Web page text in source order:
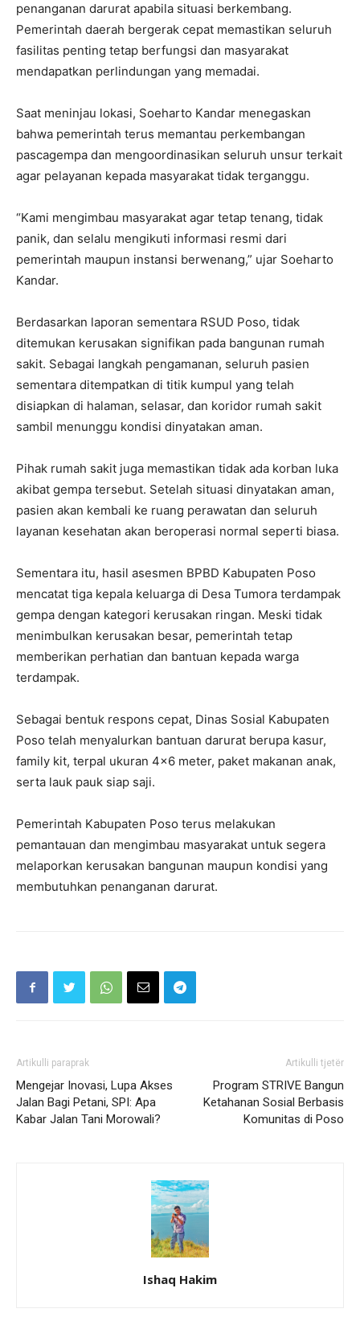
penanganan darurat apabila situasi berkembang.
Pemerintah daerah bergerak cepat memastikan seluruh
fasilitas penting tetap berfungsi dan masyarakat
mendapatkan perlindungan yang memadai.
Saat meninjau lokasi, Soeharto Kandar menegaskan
bahwa pemerintah terus memantau perkembangan
pascagempa dan mengoordinasikan seluruh unsur terkait
agar pelayanan kepada masyarakat tidak terganggu.
“Kami mengimbau masyarakat agar tetap tenang, tidak
panik, dan selalu mengikuti informasi resmi dari
pemerintah maupun instansi berwenang,” ujar Soeharto
Kandar.
Berdasarkan laporan sementara RSUD Poso, tidak
ditemukan kerusakan signifikan pada bangunan rumah
sakit. Sebagai langkah pengamanan, seluruh pasien
sementara ditempatkan di titik kumpul yang telah
disiapkan di halaman, selasar, dan koridor rumah sakit
sambil menunggu kondisi dinyatakan aman.
Pihak rumah sakit juga memastikan tidak ada korban luka
akibat gempa tersebut. Setelah situasi dinyatakan aman,
pasien akan kembali ke ruang perawatan dan seluruh
layanan kesehatan akan beroperasi normal seperti biasa.
Sementara itu, hasil asesmen BPBD Kabupaten Poso
mencatat tiga kepala keluarga di Desa Tumora terdampak
gempa dengan kategori kerusakan ringan. Meski tidak
menimbulkan kerusakan besar, pemerintah tetap
memberikan perhatian dan bantuan kepada warga
terdampak.
Sebagai bentuk respons cepat, Dinas Sosial Kabupaten
Poso telah menyalurkan bantuan darurat berupa kasur,
family kit, terpal ukuran 4×6 meter, paket makanan anak,
serta lauk pauk siap saji.
Pemerintah Kabupaten Poso terus melakukan
pemantauan dan mengimbau masyarakat untuk segera
melaporkan kerusakan bangunan maupun kondisi yang
membutuhkan penanganan darurat.
Artikulli paraprak
Mengejar Inovasi, Lupa Akses
Jalan Bagi Petani, SPI: Apa
Kabar Jalan Tani Morowali?
Artikulli tjetër
Program STRIVE Bangun
Ketahanan Sosial Berbasis
Komunitas di Poso
Ishaq Hakim